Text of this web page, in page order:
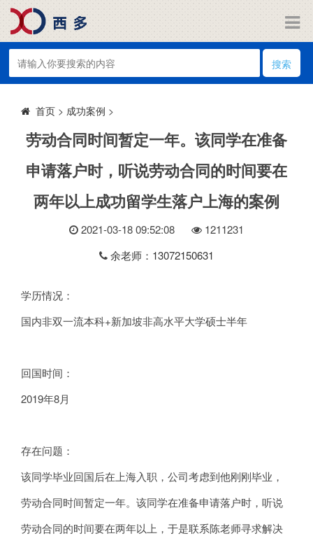
搜索
首页 > 成功案例 >
劳动合同时间暂定一年。该同学在准备
申请落户时，听说劳动合同的时间要在
两年以上成功留学生落户上海的案例
2021-03-18 09:52:08 1211231
余老师：13072150631
学历情况：
国内非双一流本科+新加坡非高水平大学硕士半年
回国时间：
2019年8月
存在问题：
该同学毕业回国后在上海入职，公司考虑到他刚刚毕业，
劳动合同时间暂定一年。该同学在准备申请落户时，听说
劳动合同的时间要在两年以上，于是联系陈老师寻求解决